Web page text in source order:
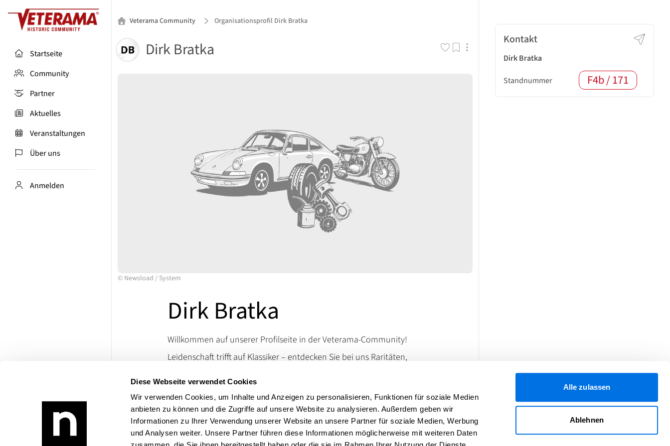
Diese Webseite verwendet Cookies
Wir verwenden Cookies, um Inhalte und Anzeigen zu personalisieren, Funktionen für soziale Medien
anbieten zu können und die Zugriffe auf unsere Website zu analysieren. Außerdem geben wir
Informationen zu Ihrer Verwendung unserer Website an unsere Partner für soziale Medien, Werbung
und Analysen weiter. Unsere Partner führen diese Informationen möglicherweise mit weiteren Daten
Alle zulassen
Ablehnen
Startseite
Community
Partner
Aktuelles
Veranstaltungen
Über uns
Anmelden
Veterama Community Organisationsprofil Dirk Bratka
Dirk Bratka
© Newsload / System
Dirk Bratka
Willkommen auf unserer Profilseite in der Veterama-Community!
Leidenschaft trifft auf Klassiker – entdecken Sie bei uns Raritäten,
lassen. Besuchen Sie uns auf der VETERAMA und tauchen Sie ein in
die Welt klassischen Raritäten.
Bei Rückfragen erreichen Sie uns über unsere Kontaktdaten.
Produktangebot:
Werkzeuge
Kontakt
Dirk Bratka
Standnummer F4b / 171